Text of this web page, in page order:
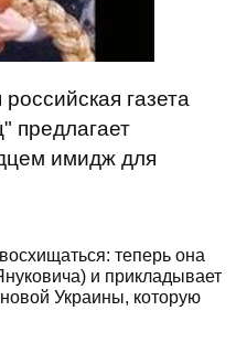
газета
предлагает
имидж для
теперь она
и прикладывает
Украины, которую